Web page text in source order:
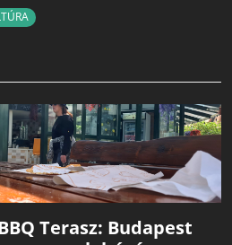
Terasz: Budapest